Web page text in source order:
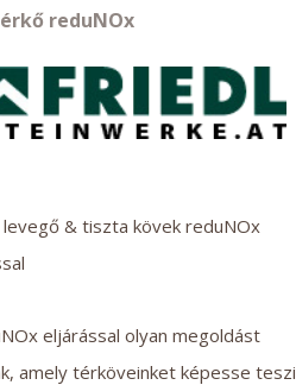
reduNOx
& tiszta kövek reduNOx
eljárással olyan megoldást
amely térköveinket képesse teszi